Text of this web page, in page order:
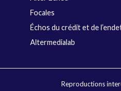
Focales
Échos du crédit et de
Altermedialab
Reproductions